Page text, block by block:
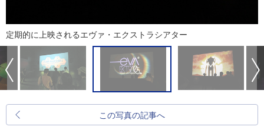
定期的に上映されるエヴァ・エクストラシアター
この写真の記事へ